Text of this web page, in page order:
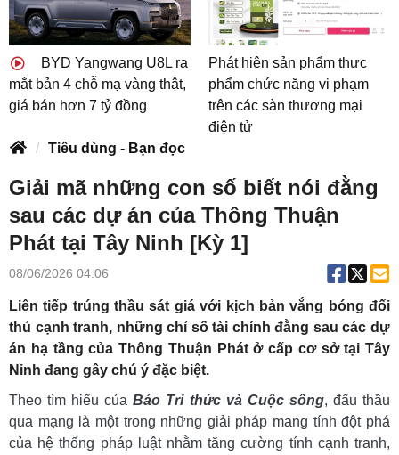
BYD Yangwang U8L ra
mắt bản 4 chỗ mạ vàng thật,
giá bán hơn 7 tỷ đồng
Phát hiện sản phẩm thực
phẩm chức năng vi phạm
trên các sàn thương mại
điện tử
Tiêu dùng - Bạn đọc
Giải mã những con số biết nói đằng
sau các dự án của Thông Thuận
Phát tại Tây Ninh [Kỳ 1]
08/06/2026 04:06
Liên tiếp trúng thầu sát giá với kịch bản vắng bóng đối
thủ cạnh tranh, những chỉ số tài chính đằng sau các dự
án hạ tầng của Thông Thuận Phát ở cấp cơ sở tại Tây
Ninh đang gây chú ý đặc biệt.
Theo tìm hiểu củaBáo Tri thức và Cuộc sống, đấu thầu
qua mạng là một trong những giải pháp mang tính đột phá
của hệ thống pháp luật nhằm tăng cường tính cạnh tranh,